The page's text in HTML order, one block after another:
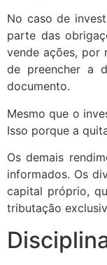
No caso de
parte das
vende ações, por
de preencher a
documento.
Mesmo que o
Isso porque a
Os demais
informados. Os
capital próprio,
tributação